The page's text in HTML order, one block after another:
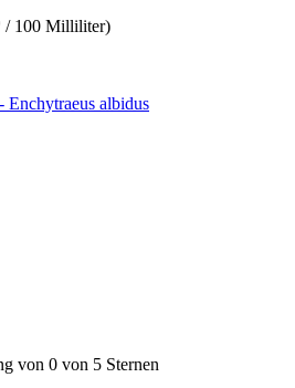
/ 100 Milliliter)
von 0 von 5 Sternen